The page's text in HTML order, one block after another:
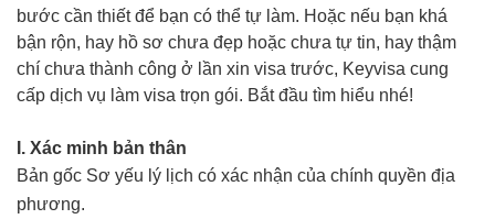
bước cần thiết để bạn có thể tự làm. Hoặc nếu bạn khá
bận rộn, hay hồ sơ chưa đẹp hoặc chưa tự tin, hay thậm
chí chưa thành công ở lần xin visa trước, Keyvisa cung
cấp dịch vụ làm visa trọn gói. Bắt đầu tìm hiểu nhé!
I. Xác minh bản thân
Bản gốc Sơ yếu lý lịch có xác nhận của chính quyền địa
phương.